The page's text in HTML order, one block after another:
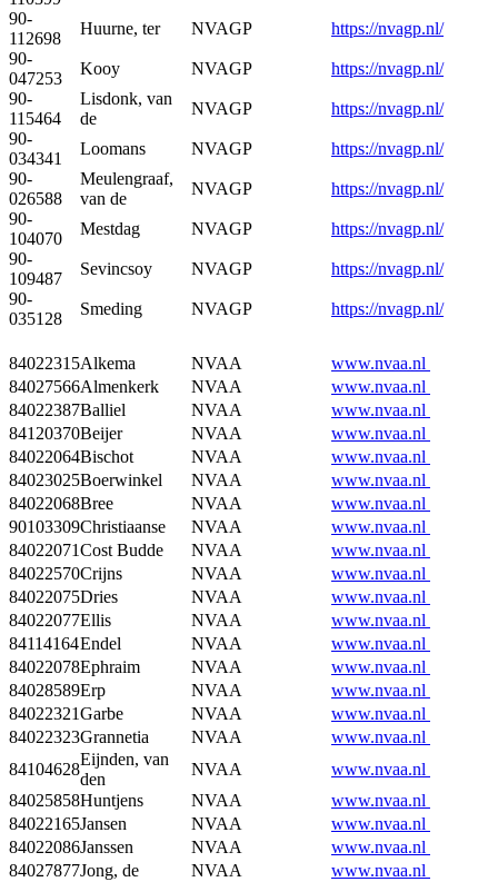
90-
112698
Huurne, ter NVAGP
https://nvagp.nl/
90-
047253
Kooy NVAGP
https://nvagp.nl/
90-
115464
Lisdonk, van
de
NVAGP
https://nvagp.nl/
90-
034341
Loomans NVAGP
https://nvagp.nl/
90-
026588
Meulengraaf,
van de
NVAGP
https://nvagp.nl/
90-
104070
Mestdag NVAGP
https://nvagp.nl/
90-
109487
Sevincsoy NVAGP
https://nvagp.nl/
90-
035128
Smeding NVAGP https://nvagp.nl/
84022315Alkema NVAA
www.nvaa.nl
84027566Almenkerk NVAA
www.nvaa.nl
84022387Balliel NVAA
www.nvaa.nl
84120370Beijer NVAA
www.nvaa.nl
84022064Bischot NVAA
www.nvaa.nl
84023025Boerwinkel NVAA
www.nvaa.nl
84022068Bree NVAA
www.nvaa.nl
90103309Christiaanse NVAA
www.nvaa.nl
84022071Cost Budde NVAA
www.nvaa.nl
84022570Crijns NVAA
www.nvaa.nl
84022075Dries NVAA
www.nvaa.nl
84022077Ellis NVAA
www.nvaa.nl
84114164Endel NVAA
www.nvaa.nl
84022078Ephraim NVAA
www.nvaa.nl
84028589Erp NVAA
www.nvaa.nl
84022321Garbe NVAA
www.nvaa.nl
84022323Grannetia NVAA
www.nvaa.nl
84104628
Eijnden, van
den
NVAA
www.nvaa.nl
84025858Huntjens NVAA
www.nvaa.nl
84022165Jansen NVAA
www.nvaa.nl
84022086Janssen NVAA
www.nvaa.nl
84027877Jong, de NVAA
www.nvaa.nl